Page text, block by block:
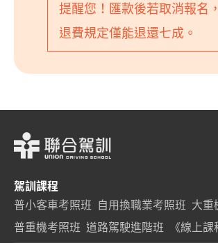
提醒您！匯款後若取消報名
退費規定僅能退還七成。
駕訓課程
普小客車考照班 自用換職業考照班 大重
普重機考照班 道路駕駛進階班 《線上課